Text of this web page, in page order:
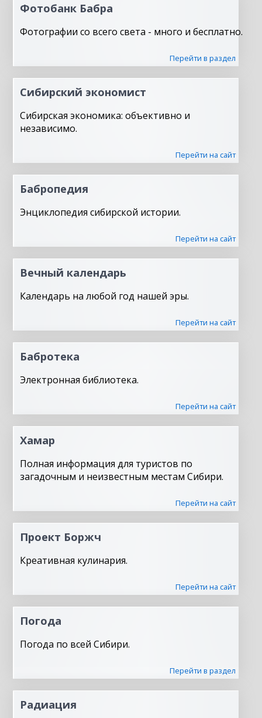
Фотобанк Бабра
Фотографии со всего света - много и бесплатно.
Перейти в раздел
Сибирский экономист
Сибирская экономика: объективно и
независимо.
Перейти на сайт
Бабропедия
Энциклопедия сибирской истории.
Перейти на сайт
Вечный календарь
Календарь на любой год нашей эры.
Перейти на сайт
Бабротека
Электронная библиотека.
Перейти на сайт
Хамар
Полная информация для туристов по
загадочным и неизвестным местам Сибири.
Перейти на сайт
Проект Боржч
Креативная кулинария.
Перейти на сайт
Погода
Погода по всей Сибири.
Перейти в раздел
Радиация